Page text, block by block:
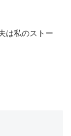
は私のストー